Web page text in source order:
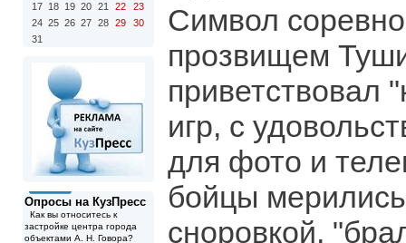
17 18 19 20 21 22
23
24 25 26 27 28 29
30
31
Опросы на КузПресс
Как вы относитесь к
застройке центра города
объектами А. Н. Говора?
Символ
прозвищем
приветствовал
игр, с
для фото и
бойцы
сноровкой,